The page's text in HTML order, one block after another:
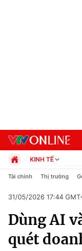
Chuyên mục
Chính trị
KINH TẾ
Chính trị
Pháp luật
Kinh tế
Thể thao
Truyền hình
Tài chính Thị trường
31/05/2026 17:44
Dùng AI
quét